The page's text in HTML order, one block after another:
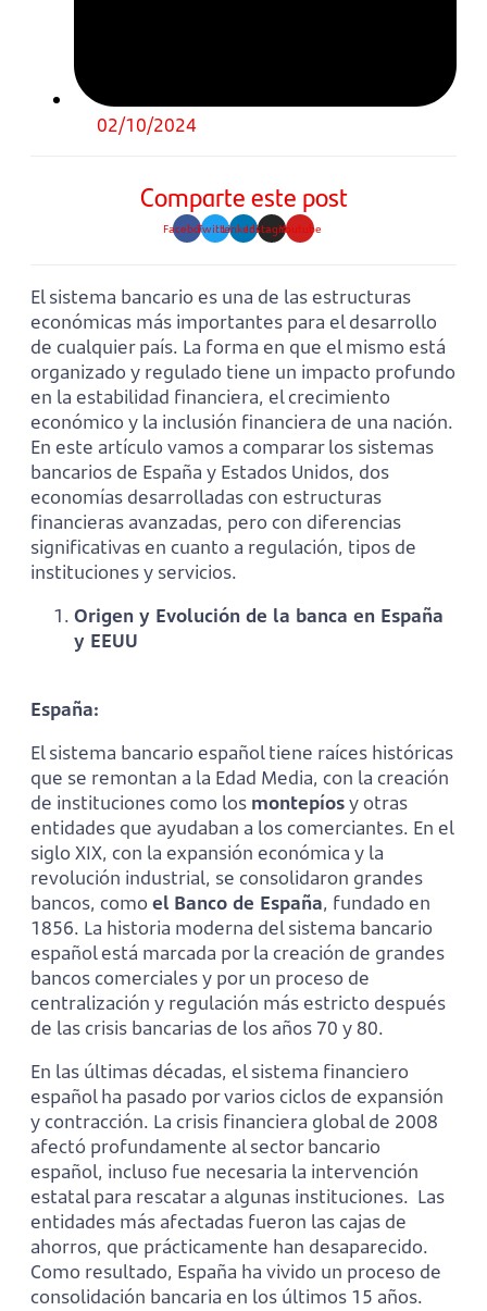
02/10/2024
Comparte este post
FacebookTwitterLinkedinInstagramYoutube
El sistema bancario es una de las estructuras
económicas más importantes para el desarrollo
de cualquier país. La forma en que el mismo está
organizado y regulado tiene un impacto profundo
en la estabilidad financiera, el crecimiento
económico y la inclusión financiera de una nación.
En este artículo vamos a comparar los sistemas
bancarios de España y Estados Unidos, dos
economías desarrolladas con estructuras
financieras avanzadas, pero con diferencias
significativas en cuanto a regulación, tipos de
instituciones y servicios.
Origen y Evolución de la banca en España
y EEUU
España:
El sistema bancario español tiene raíces históricas
que se remontan a la Edad Media, con la creación
de instituciones como los montepíosy otras
entidades que ayudaban a los comerciantes. En el
siglo XIX, con la expansión económica y la
revolución industrial, se consolidaron grandes
bancos, como el Banco de España, fundado en
1856. La historia moderna del sistema bancario
español está marcada por la creación de grandes
bancos comerciales y por un proceso de
centralización y regulación más estricto después
de las crisis bancarias de los años 70 y 80.
En las últimas décadas, el sistema financiero
español ha pasado por varios ciclos de expansión
y contracción. La crisis financiera global de 2008
afectó profundamente al sector bancario
español, incluso fue necesaria la intervención
estatal para rescatar a algunas instituciones. Las
entidades más afectadas fueron las cajas de
ahorros, que prácticamente han desaparecido.
Como resultado, España ha vivido un proceso de
consolidación bancaria en los últimos 15 años.